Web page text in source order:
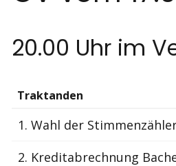
20.00 Uhr im
Traktanden
1. Wahl der
2. Kreditabrechnung